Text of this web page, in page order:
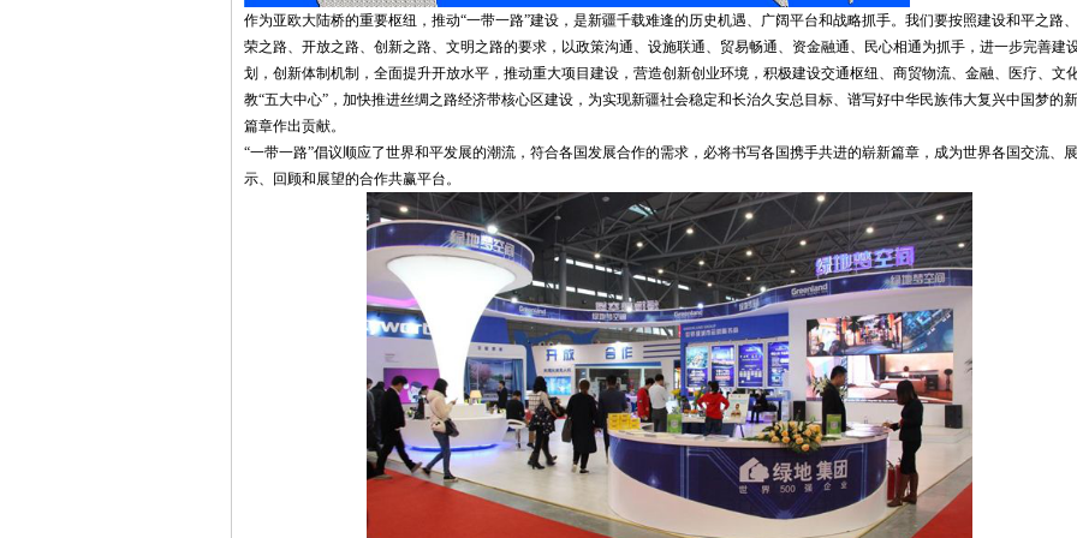
作为亚欧大陆桥的重要枢纽，推动“一带一路”建设，是新疆千载难逢的历史机遇、广阔平台和战略抓手。我们要按照建设和平之路
荣之路、开放之路、创新之路、文明之路的要求，以政策沟通、设施联通、贸易畅通、资金融通、民心相通为抓手，进一步完善建
划，创新体制机制，全面提升开放水平，推动重大项目建设，营造创新创业环境，积极建设交通枢纽、商贸物流、金融、医疗、文
教“五大中心”，加快推进丝绸之路经济带核心区建设，为实现新疆社会稳定和长治久安总目标、谱写好中华民族伟大复兴中国梦的
篇章作出贡献。
“一带一路”倡议顺应了世界和平发展的潮流，符合各国发展合作的需求，必将书写各国携手共进的崭新篇章，成为世界各国交流、展
示、回顾和展望的合作共赢平台。